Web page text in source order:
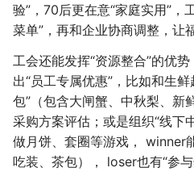
验”，70后更在意“家庭实用”，
菜单”，再和企业协商调整，让
工会还能发挥“资源整合”的优
出“员工专属优惠”，比如和生
包”（包含大闸蟹、中秋梨、新
采购方案评估；或是组织“线下
做月饼、套圈等游戏， winner
吃装、茶包）， loser也有“参与